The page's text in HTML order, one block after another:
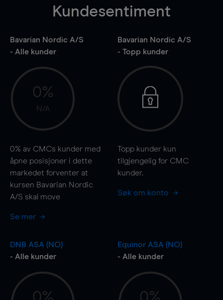
Kundesentiment
Bavarian Nordic A/S
- Alle kunder
0%
N/A
0% av CMCs kunder med
åpne posisjoner i dette
markedet forventer at
kursen Bavarian Nordic
A/S skal move
Se mer
Bavarian Nordic A/S
- Topp kunder
Topp kunder kun
tilgjengelig for CMC
kunder.
Søk om konto
DNB ASA (NO)
- Alle kunder
Equinor ASA (NO)
- Alle kunder